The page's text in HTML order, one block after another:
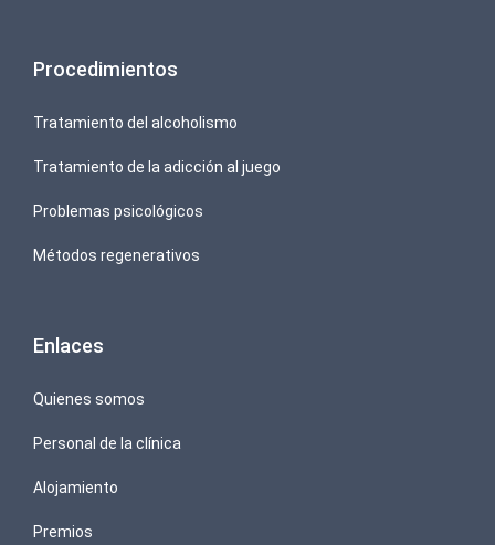
Procedimientos
Tratamiento del alcoholismo
Tratamiento de la adicción al juego
Problemas psicológicos
Métodos regenerativos
Enlaces
Quienes somos
Personal de la clínica
Alojamiento
Premios